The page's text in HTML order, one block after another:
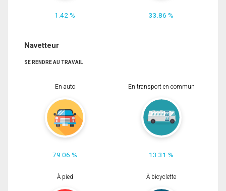
1.42 % 33.86 %
Navetteur
SE RENDRE AU TRAVAIL
En auto
79.06 %
En transport en commun
13.31 %
À pied À bicyclette